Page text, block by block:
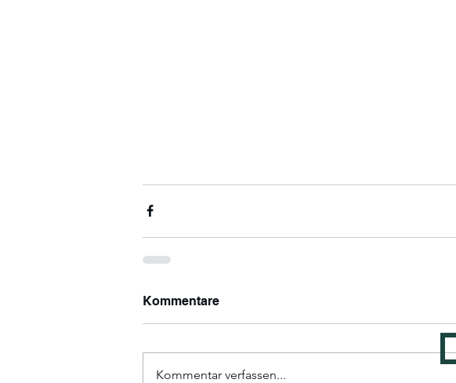
Kommentare
Kommentar verfassen...